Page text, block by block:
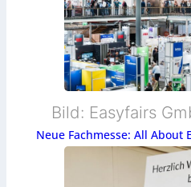
Bild: Easyfairs
Neue Fachmesse: All About